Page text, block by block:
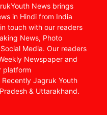
News brings
in Hindi from India
touch with our readers
News, Photo
Media. Our readers
Newspaper and
platform
Jagruk Youth
& Uttarakhand.